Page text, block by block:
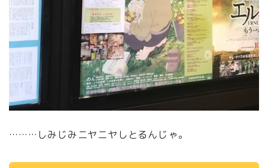
………しみじみニヤニヤしとるんじゃ。